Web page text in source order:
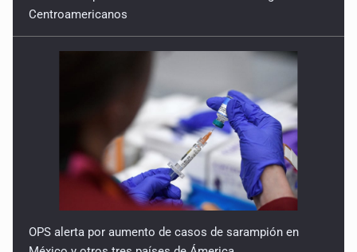
Centroamericanos
OPS alerta por aumento de casos de sarampión en